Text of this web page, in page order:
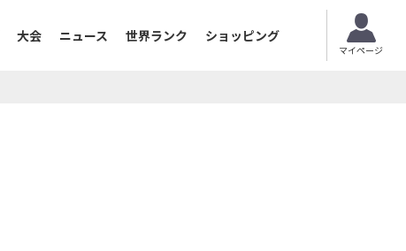
大会 ニュース 世界ランク ショッピング
マイページ